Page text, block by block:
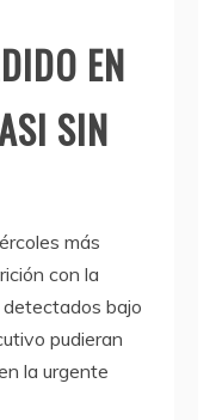
EN
SIN
más
con la
bajo
pudieran
la urgente